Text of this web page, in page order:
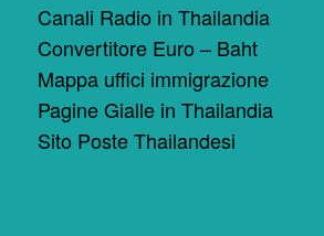
Canali Radio in Thailandia
Convertitore Euro – Baht
Mappa uffici immigrazione
Pagine Gialle in Thailandia
Sito Poste Thailandesi